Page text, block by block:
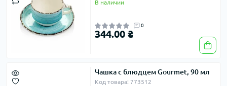
В наличии
0
344.00 ₴
Чашка с блюдцем Gourmet, 90 мл
Код товара: 773512